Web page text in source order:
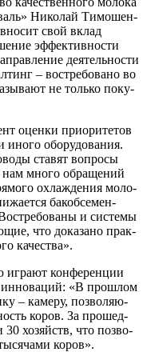
Нико­лай Тимо­шен­
свой вклад
эффек­тив­но­сти
дея­тель­но­сти
– вос­тре­бо­ва­но во
не толь­ко поку­
оцен­ки при­о­ри­те­тов
ино­го обо­ру­до­ва­ния.
ста­вят вопро­сы
нам мно­го обра­ще­ний
охла­жде­ния моло­
бакобсе­мен­
и систе­мы
что дока­за­но прак­
качества».
игра­ют кон­фе­рен­ции
инно­ва­ций: «В про­шлом
– каме­ру, поз­во­ля­ю­
коров. За про­шед­
хозяйств, что поз­во­
коров».